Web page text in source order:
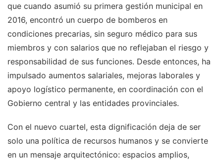
que cuando asumió su primera gestión municipal en
2016, encontró un cuerpo de bomberos en
condiciones precarias, sin seguro médico para sus
miembros y con salarios que no reflejaban el riesgo y
responsabilidad de sus funciones. Desde entonces, ha
impulsado aumentos salariales, mejoras laborales y
apoyo logístico permanente, en coordinación con el
Gobierno central y las entidades provinciales.
Con el nuevo cuartel, esta dignificación deja de ser
solo una política de recursos humanos y se convierte
en un mensaje arquitectónico: espacios amplios,